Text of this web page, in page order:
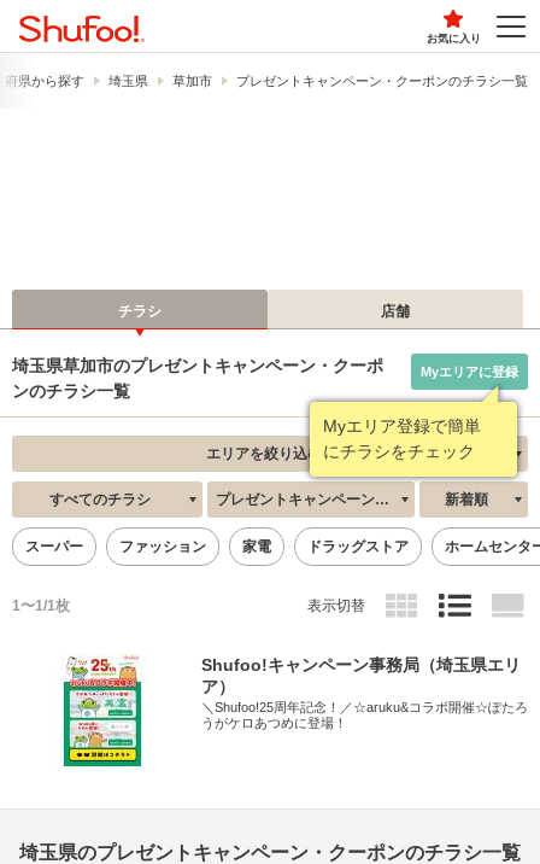
お気に入り
府県から探す 埼玉県 草加市 プレゼントキャンペーン・クーポンのチラシ一覧
チラシ 店舗
埼玉県草加市のプレゼントキャンペーン・クーポ
ンのチラシ一覧
Myエリア登録で簡単
にチラシをチェック
Myエリアに登録
エリアを絞り込む
すべてのチラシ プレゼントキャンペーン・クーポン 新着順
スーパー ファッション 家電 ドラッグストア ホームセンタ
1〜1/1枚 表示切替
Shufoo!キャンペーン事務局（埼玉県エリ
ア）
＼Shufoo!25周年記念！／☆aruku&コラボ開催☆ぽたろ
うがケロあつめに登場！
埼玉県のプレゼントキャンペーン・クーポンのチラシ一覧